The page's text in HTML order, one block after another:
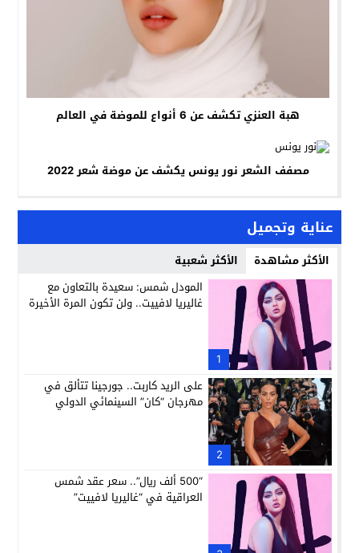
هبة العنزي تكشف عن 6 أنواع للموضة في العالم
مصفف الشعر نور يونس يكشف عن موضة شعر 2022
عناية وتجميل
الأكثر مشاهدة الأكثر شعبية
1
المودل شمس: سعيدة بالتعاون مع
غاليريا لافييت.. ولن تكون المرة الأخيرة
2
على الريد كاربت.. جورجينا تتألق في
مهرجان “كان” السينمائي الدولي
“500 ألف ريال”.. سعر عقد شمس
العراقية في “غاليريا لافييت”